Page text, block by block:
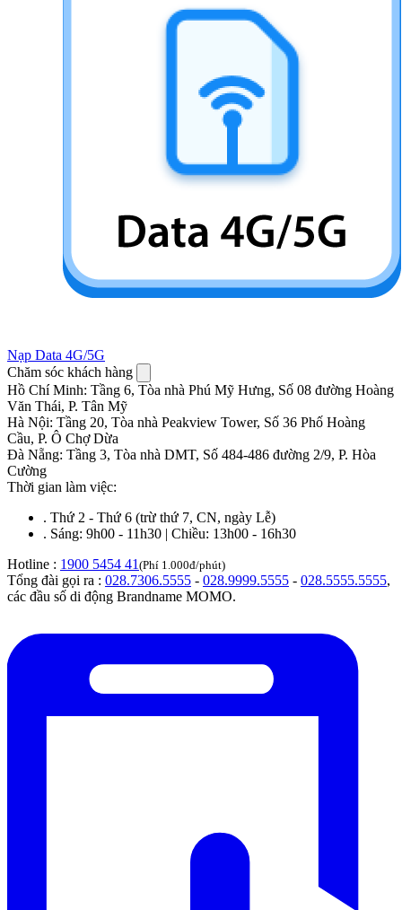
Nạp Data 4G/5G
Chăm sóc khách hàng
Hồ Chí Minh: Tầng 6, Tòa nhà Phú Mỹ Hưng, Số 08 đường Hoàng
Văn Thái, P. Tân Mỹ
Hà Nội: Tầng 20, Tòa nhà Peakview Tower, Số 36 Phố Hoàng
Cầu, P. Ô Chợ Dừa
Đà Nẵng: Tầng 3, Tòa nhà DMT, Số 484-486 đường 2/9, P. Hòa
Cường
Thời gian làm việc:
. Thứ 2 - Thứ 6 (trừ thứ 7, CN, ngày Lễ)
. Sáng: 9h00 - 11h30 | Chiều: 13h00 - 16h30
Hotline : 1900 5454 41 (Phí 1.000đ/phút)
Tổng đài gọi ra : 028.7306.5555 - 028.9999.5555 - 028.5555.5555,
các đầu số di động Brandname MOMO.